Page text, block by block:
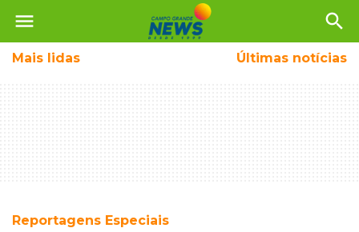
menu search
Mais lidas Últimas notícias
Reportagens Especiais